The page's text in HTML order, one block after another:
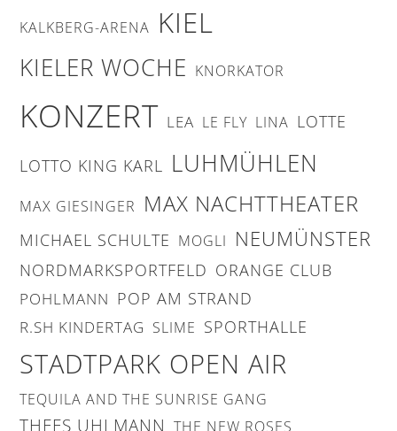
KALKBERG-ARENA KIEL
KIELER WOCHE KNORKATOR
KONZERT LEA LE FLY LINA LOTTE
LOTTO KING KARL LUHMÜHLEN
MAX GIESINGER MAX NACHTTHEATER
MICHAEL SCHULTE MOGLI NEUMÜNSTER
NORDMARKSPORTFELD ORANGE CLUB
POHLMANN POP AM STRAND
R.SH KINDERTAG SLIME SPORTHALLE
STADTPARK OPEN AIR
TEQUILA AND THE SUNRISE GANG
THEES UHLMANN THE NEW ROSES